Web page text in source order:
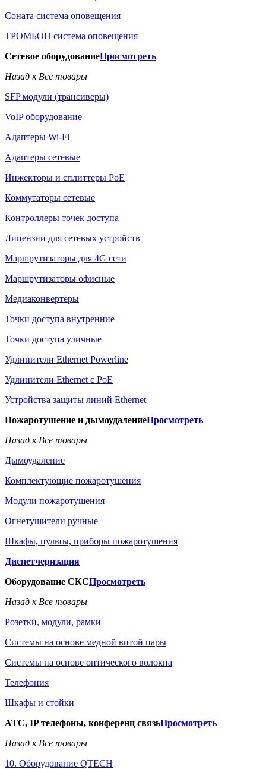
Соната система оповещения
ТРОМБОН система оповещения
Сетевое оборудованиеПросмотреть
Назад к Все товары
SFP модули (трансиверы)
VoIP оборудование
Адаптеры Wi-Fi
Адаптеры сетевые
Инжекторы и сплиттеры РоЕ
Коммутаторы сетевые
Контроллеры точек доступа
Лицензии для сетевых устройств
Маршрутизаторы для 4G сети
Маршрутизаторы офисные
Медиаконвертеры
Точки доступа внутренние
Точки доступа уличные
Удлинители Ethernet Powerline
Удлинители Ethernet с PoE
Устройства защиты линий Ethernet
Пожаротушение и дымоудалениеПросмотреть
Назад к Все товары
Дымоудаление
Комплектующие пожаротушения
Модули пожаротушения
Огнетушители ручные
Шкафы, пульты, приборы пожаротушения
Диспетчеризация
Оборудование СКСПросмотреть
Назад к Все товары
Розетки, модули, рамки
Системы на основе медной витой пары
Системы на основе оптического волокна
Телефония
Шкафы и стойки
АТС, IP телефоны, конференц связьПросмотреть
Назад к Все товары
10. Оборудование QTECH